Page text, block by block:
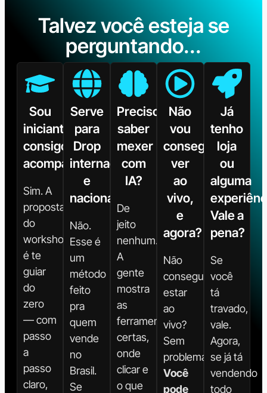
Talvez você esteja se
perguntando...
Sou
iniciante,
consigo
acompanhar?
Sim. A
proposta
do
workshop
é te
guiar
do
zero
— com
passo
a
passo
claro,
Serve
para
Drop
internacional
e
nacional?
Não.
Esse é
um
método
feito
pra
quem
vende
no
Brasil.
Se
Preciso
saber
mexer
com
IA?
De
jeito
nenhum.
A
gente
mostra
as
ferramentas
certas,
onde
clicar e
o que
Não
vou
conseguir
ver
ao
vivo,
e
agora?
Não
consegue
estar
ao
vivo?
Sem
problema.
Você
pode
Já
tenho
loja
ou
alguma
Vale a
pena?
Se
você
tá
travado,
vale.
Agora,
se já tá
vendendo
todo